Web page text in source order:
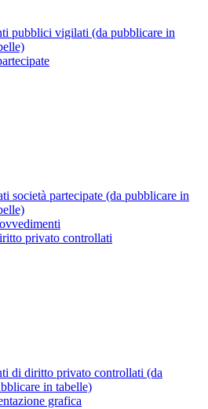
pubblici vigilati (da pubblicare in
società partecipate (da pubblicare in
privato controllati
di diritto privato controllati (da
in tabelle)
grafica